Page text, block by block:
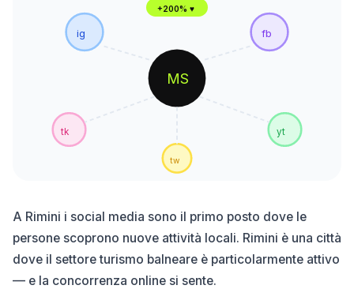
MS
ig fb
tk yt
tw
+200% ♥
A Rimini i social media sono il primo posto dove le
persone scoprono nuove attività locali. Rimini è una città
dove il settore turismo balneare è particolarmente attivo
— e la concorrenza online si sente.